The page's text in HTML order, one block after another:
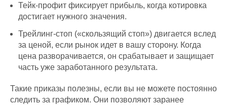
Тейк-профит фиксирует прибыль, когда котировка
достигает нужного значения.
Трейлинг-стоп («скользящий стоп») двигается вслед
за ценой, если рынок идет в вашу сторону. Когда
цена разворачивается, он срабатывает и защищает
часть уже заработанного результата.
Такие приказы полезны, если вы не можете постоянно
следить за графиком. Они позволяют заранее